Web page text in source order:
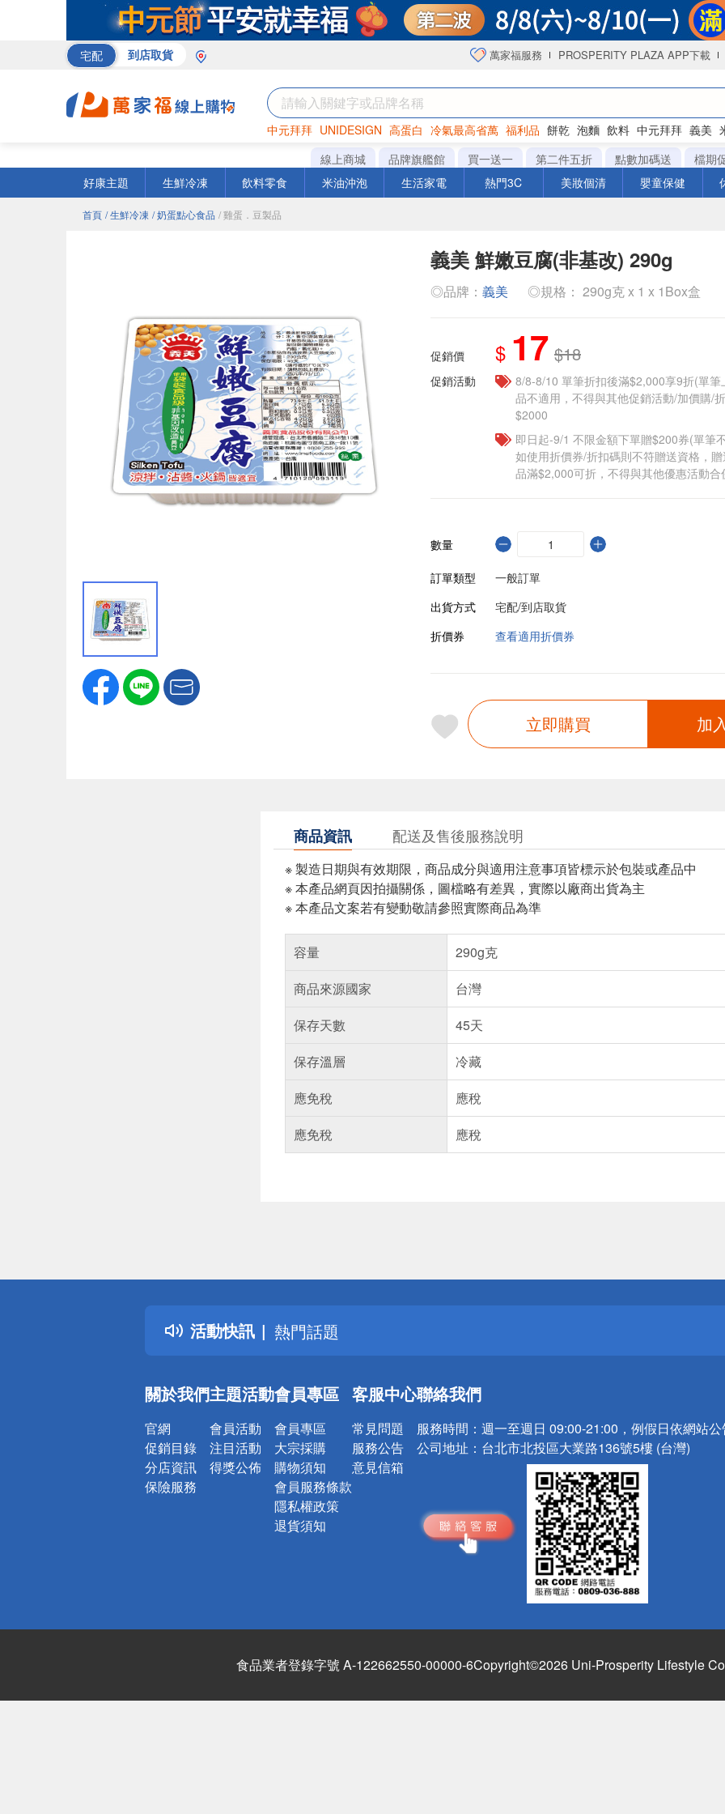
宅配 到店取貨 萬家福服務 PROSPERITY PLAZA APP下載
中元拜拜 UNIDESIGN 高蛋白 冷氣最高省萬 福利品 餅乾 泡麵 飲料 中元拜拜 義美
罐頭 咖啡 海苔
線上商城 品牌旗艦館 買一送一 第二件五折 點數加碼送 檔期
好康主題
生鮮冷凍 飲料零食 米油沖泡 生活家電 熱門3C 美妝個清 嬰童保健
首頁 / 生鮮冷凍 / 奶蛋點心食品 / 雞蛋．豆製品
義美 鮮嫩豆腐(非基改) 290g
◎品牌： 義美 ◎規格： 290g克 x 1 x 1Box盒
促銷價 $ 17 $18
促銷活動
8/8-8/10 單筆折扣後滿$2,000享9折(單
品不適用，不得與其他促銷活動/加價購/
$2000
即日起-9/1 不限金額下單贈$200券(單筆
如使用折價券/折扣碼則不符贈送資格，
品滿$2,000可折，不得與其他優惠活動合
數量
訂單類型
一般訂單
出貨方式
宅配/到店取貨
折價券
查看適用折價券
立即購買 加
商品資訊 配送及售後服務說明
※ 製造日期與有效期限，商品成分與適用注意事項皆標示於包裝或產品中
※ 本產品網頁因拍攝關係，圖檔略有差異，實際以廠商出貨為主
※ 本產品文案若有變動敬請參照實際商品為準
容量
290g克
商品來源國家
台灣
保存天數
45天
保存溫層
冷藏
應免稅
應稅
應免稅
應稅
活動快訊
詐騙網頁！請小心！
得獎公告
熱門話題
銀行優惠
詐騙網頁！請小心！
關於我們
官網
促銷目錄
分店資訊
保險服務
主題活動
會員活動
注目活動
得獎公佈
會員專區
會員專區
大宗採購
購物須知
會員服務條款
隱私權政策
退貨須知
客服中心
常見問題
服務公告
意見信箱
聯絡我們
服務時間： 週一至週日 09:00-21:00，例假日依網站
公司地址： 台北市北投區大業路136號5樓 (台灣)
食品業者登錄字號 A-122662550-00000-6Copyright©2026 Uni-Prosperity Lifestyle